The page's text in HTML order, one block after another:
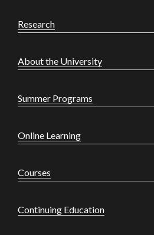
Research
About the University
Summer Programs
Online Learning
Courses
Continuing Education